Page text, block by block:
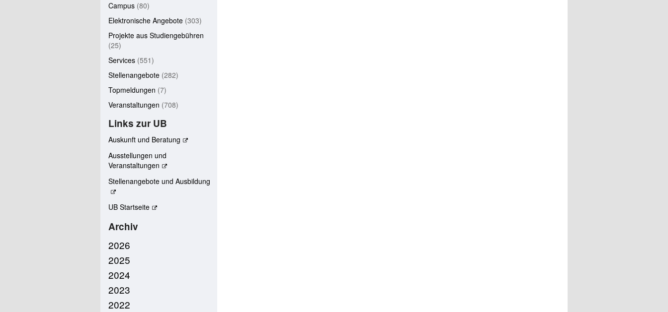
Campus (80)
Elektronische Angebote (303)
Projekte aus Studiengebühren
(25)
Services (551)
Stellenangebote (282)
Topmeldungen (7)
Veranstaltungen (708)
Links zur UB
Auskunft und Beratung
Ausstellungen und
Veranstaltungen
Stellenangebote und Ausbildung
UB Startseite
Archiv
2026
2025
2024
2023
2022